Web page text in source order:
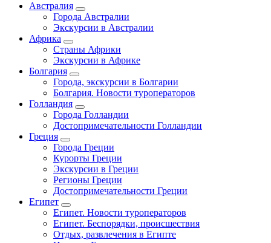
Австралия
Города Австралии
Экскурсии в Австралии
Африка
Страны Африки
Экскурсии в Африке
Болгария
Города, экскурсии в Болгарии
Болгария. Новости туроператоров
Голландия
Города Голландии
Достопримечательности Голландии
Греция
Города Греции
Курорты Греции
Экскурсии в Греции
Регионы Греции
Достопримечательности Греции
Египет
Египет. Новости туроператоров
Египет. Беспорядки, происшествия
Отдых, развлечения в Египте